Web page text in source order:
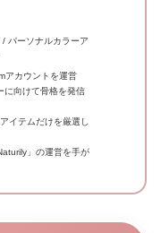
パーソナルカラーア
アカウントを運営
に向けて骨格を発信
イテムだけを厳選し
」の運営を手が